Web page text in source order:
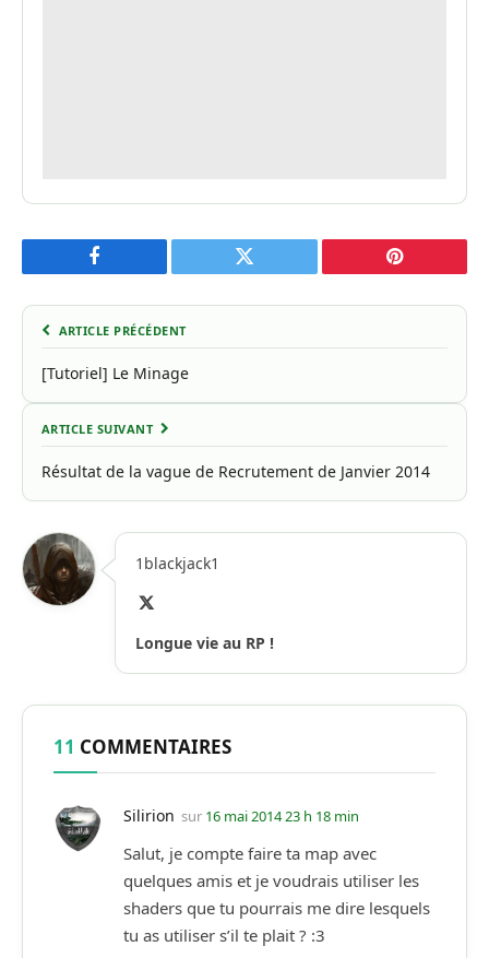
Facebook Twitter Pinterest
ARTICLE PRÉCÉDENT
[Tutoriel] Le Minage
ARTICLE SUIVANT
Résultat de la vague de Recrutement de Janvier 2014
1blackjack1
X
Longue vie au RP !
11 COMMENTAIRES
Silirion sur 16 mai 2014 23 h 18 min
Salut, je compte faire ta map avec
quelques amis et je voudrais utiliser les
shaders que tu pourrais me dire lesquels
tu as utiliser s’il te plait ? :3